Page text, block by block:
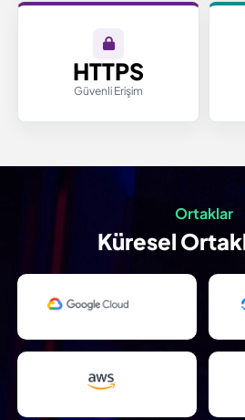
HTTPS
Güvenli Erişim
Ortaklar
Küresel